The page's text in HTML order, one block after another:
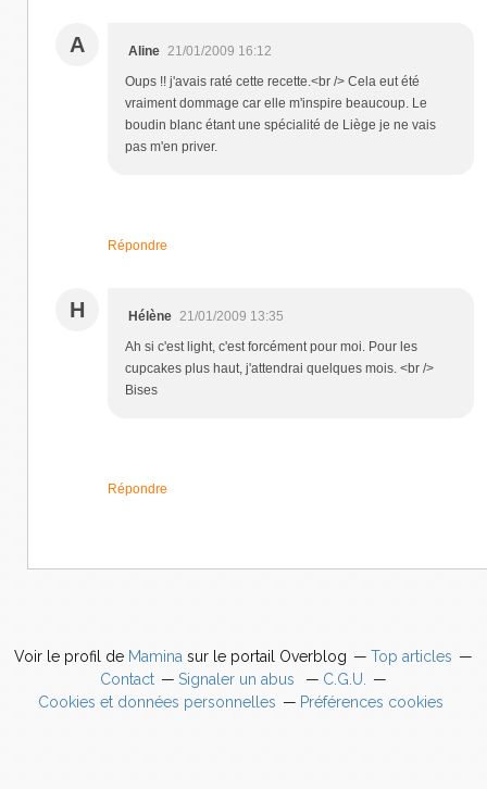
A Aline 21/01/2009 16:12
Oups !! j'avais raté cette recette.<br /> Cela eut été
vraiment dommage car elle m'inspire beaucoup. Le
boudin blanc étant une spécialité de Liège je ne vais
pas m'en priver.
Répondre
H Hélène 21/01/2009 13:35
Ah si c'est light, c'est forcément pour moi. Pour les
cupcakes plus haut, j'attendrai quelques mois. <br />
Bises
Répondre
Voir le profil de Mamina sur le portail Overblog
Top articles
Contact
Signaler un abus
C.G.U.
Cookies et données personnelles
Préférences cookies